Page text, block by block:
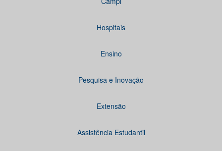
Hospitais
Ensino
Pesquisa e Inovação
Extensão
Assistência Estudantil